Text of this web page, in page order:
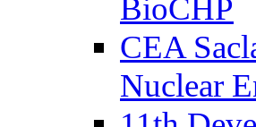
BioCHP
CEA
Nuclear